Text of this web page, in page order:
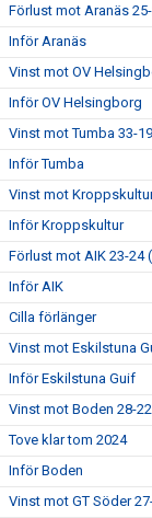
Förlust mot Aranäs
Inför Aranäs
Vinst mot OV
Inför OV Helsingborg
Vinst mot Tumba 33-
Inför Tumba
Vinst mot
Inför Kroppskultur
Förlust mot AIK 23-24
Inför AIK
Cilla förlänger
Vinst mot Eskilstuna
Inför Eskilstuna Guif
Vinst mot Boden 28-
Tove klar tom 2024
Inför Boden
Vinst mot GT Söder